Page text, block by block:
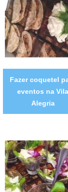
Fazer coquetel
eventos na Vila
Alegria